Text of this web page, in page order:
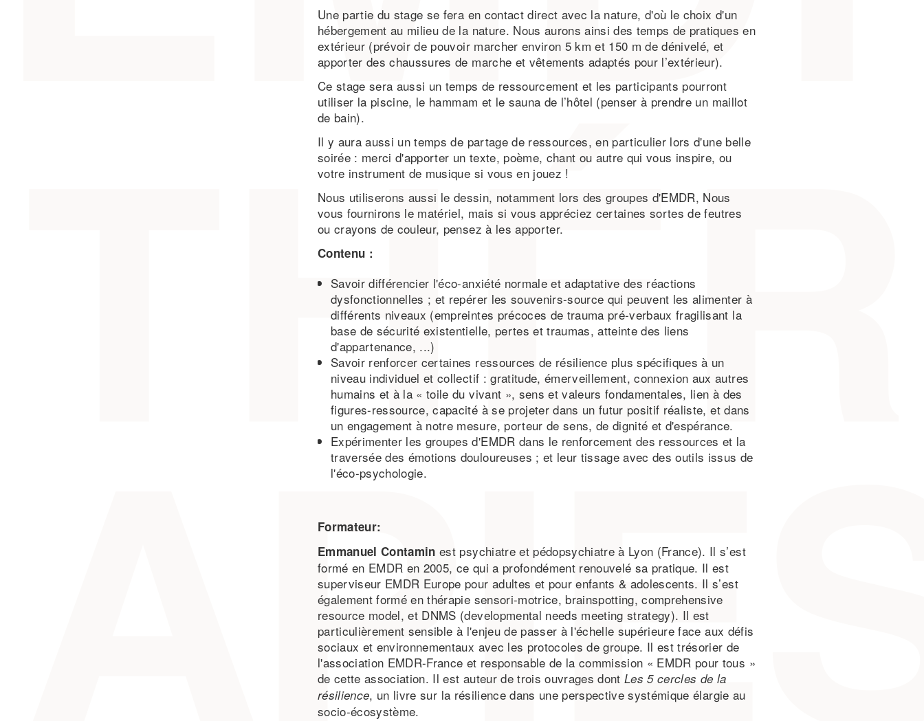
Une partie du stage se fera en contact direct avec la nature, d'où le choix d'un
hébergement au milieu de la nature. Nous aurons ainsi des temps de pratiques en
extérieur (prévoir de pouvoir marcher environ 5 km et 150 m de dénivelé, et
apporter des chaussures de marche et vêtements adaptés pour l’extérieur).
Ce stage sera aussi un temps de ressourcement et les participants pourront
utiliser la piscine, le hammam et le sauna de l’hôtel (penser à prendre un maillot
de bain).
Il y aura aussi un temps de partage de ressources, en particulier lors d'une belle
soirée : merci d'apporter un texte, poème, chant ou autre qui vous inspire, ou
votre instrument de musique si vous en jouez !
Nous utiliserons aussi le dessin, notamment lors des groupes d'EMDR, Nous
vous fournirons le matériel, mais si vous appréciez certaines sortes de feutres
ou crayons de couleur, pensez à les apporter.
Contenu :
Savoir différencier l'éco-anxiété normale et adaptative des réactions
dysfonctionnelles ; et repérer les souvenirs-source qui peuvent les alimenter à
différents niveaux (empreintes précoces de trauma pré-verbaux fragilisant la
base de sécurité existentielle, pertes et traumas, atteinte des liens
d'appartenance, ...)
Savoir renforcer certaines ressources de résilience plus spécifiques à un
niveau individuel et collectif : gratitude, émerveillement, connexion aux autres
humains et à la « toile du vivant », sens et valeurs fondamentales, lien à des
figures-ressource, capacité à se projeter dans un futur positif réaliste, et dans
un engagement à notre mesure, porteur de sens, de dignité et d'espérance.
Expérimenter les groupes d'EMDR dans le renforcement des ressources et la
traversée des émotions douloureuses ; et leur tissage avec des outils issus de
l'éco-psychologie.
Formateur:
Emmanuel Contamin est psychiatre et pédopsychiatre à Lyon (France). Il s’est
formé en EMDR en 2005, ce qui a profondément renouvelé sa pratique. Il est
superviseur EMDR Europe pour adultes et pour enfants & adolescents. Il s’est
également formé en thérapie sensori-motrice, brainspotting, comprehensive
resource model, et DNMS (developmental needs meeting strategy). Il est
particulièrement sensible à l'enjeu de passer à l'échelle supérieure face aux défis
sociaux et environnementaux avec les protocoles de groupe. Il est trésorier de
l'association EMDR-France et responsable de la commission « EMDR pour tous »
de cette association. Il est auteur de trois ouvrages dontLes 5 cercles de la
résilience, un livre sur la résilience dans une perspective systémique élargie au
socio-écosystème.